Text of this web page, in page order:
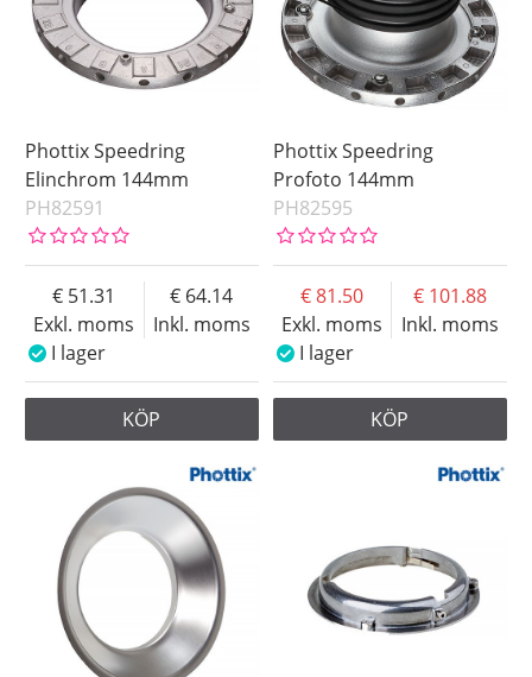
Phottix Speedring
Elinchrom 144mm
PH82591
Exkl. moms
51.31
Inkl. moms
64.14
I lager
KÖP
Phottix Speedring
Profoto 144mm
PH82595
Exkl. moms
81.50
Inkl. moms
101.88
I lager
KÖP